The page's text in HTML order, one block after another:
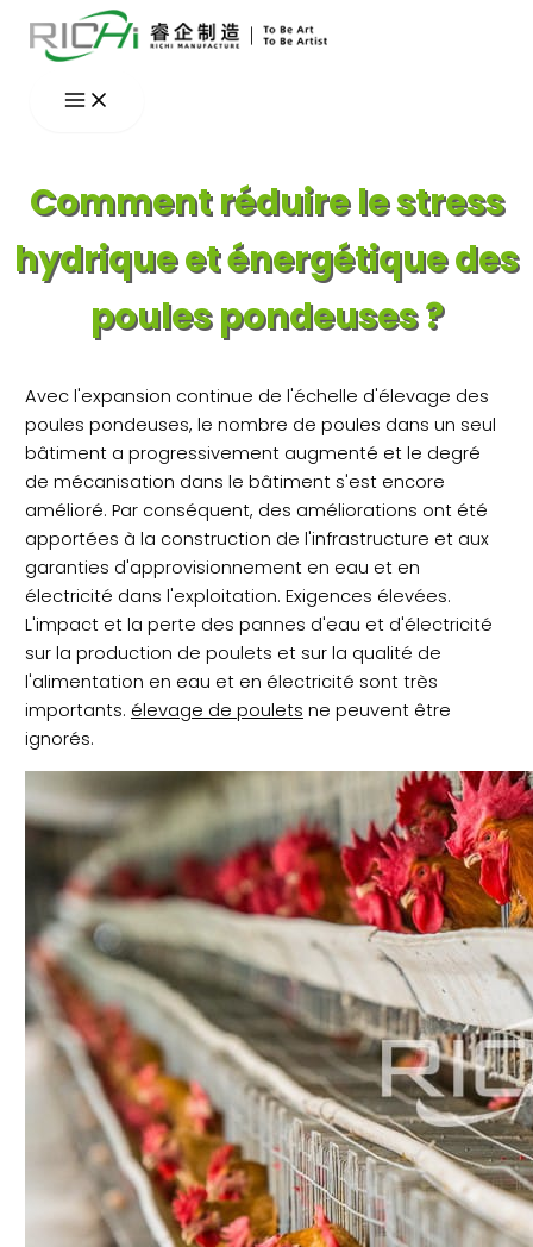
Aller
au
Comment réduire le stress
hydrique et énergétique des
poules pondeuses ?
Avec l'expansion continue de l'échelle d'élevage des
poules pondeuses, le nombre de poules dans un seul
bâtiment a progressivement augmenté et le degré
de mécanisation dans le bâtiment s'est encore
amélioré. Par conséquent, des améliorations ont été
apportées à la construction de l'infrastructure et aux
garanties d'approvisionnement en eau et en
électricité dans l'exploitation. Exigences élevées.
L'impact et la perte des pannes d'eau et d'électricité
sur la production de poulets et sur la qualité de
l'alimentation en eau et en électricité sont très
importants. élevage de poulets ne peuvent être
ignorés.